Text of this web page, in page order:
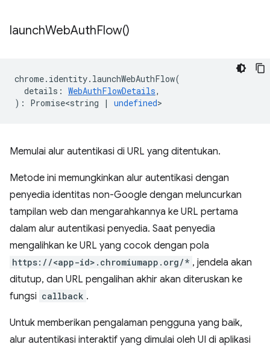
launchWebAuthFlow()
chrome. identity. launchWebAuthFlow(
details : WebAuthFlowDetails,
) : Promise<string | undefined>
Memulai alur autentikasi di URL yang ditentukan.
Metode ini memungkinkan alur autentikasi dengan
penyedia identitas non-Google dengan meluncurkan
tampilan web dan mengarahkannya ke URL pertama
dalam alur autentikasi penyedia. Saat penyedia
mengalihkan ke URL yang cocok dengan pola
https://<app-id>.chromiumapp.org/* , jendela akan
ditutup, dan URL pengalihan akhir akan diteruskan ke
fungsi callback .
Untuk memberikan pengalaman pengguna yang baik,
alur autentikasi interaktif yang dimulai oleh UI di aplikasi